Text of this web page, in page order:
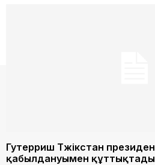
Гутерриш Тәжікстан
қабылдануымен құттықтады